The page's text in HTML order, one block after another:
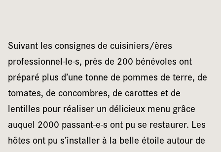
Suivant les consignes de cuisiniers/ères
professionnel-le-s, près de 200 bénévoles ont
préparé plus d’une tonne de pommes de terre, de
tomates, de concombres, de carottes et de
lentilles pour réaliser un délicieux menu grâce
auquel 2000 passant-e-s ont pu se restaurer. Les
hôtes ont pu s’installer à la belle étoile autour de